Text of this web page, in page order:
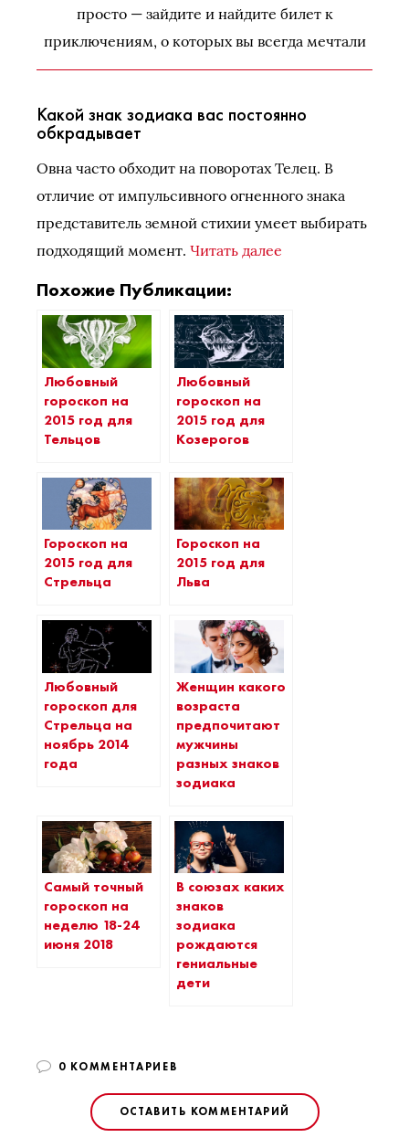
просто — зайдите и найдите билет к
приключениям, о которых вы всегда мечтали
Какой знак зодиака вас постоянно
обкрадывает
Овна часто обходит на поворотах Телец. В
отличие от импульсивного огненного знака
представитель земной стихии умеет выбирать
подходящий момент. Читать далее
Похожие Публикации:
Любовный
гороскоп на
2015 год для
Тельцов
Любовный
гороскоп на
2015 год для
Козерогов
Гороскоп на
2015 год для
Стрельца
Гороскоп на
2015 год для
Льва
Любовный
гороскоп для
Стрельца на
ноябрь 2014
года
Женщин какого
возраста
предпочитают
мужчины
разных знаков
зодиака
Самый точный
гороскоп на
неделю 18-24
июня 2018
В союзах каких
знаков
зодиака
рождаются
гениальные
дети
0 КОММЕНТАРИЕВ
ОСТАВИТЬ КОММЕНТАРИЙ